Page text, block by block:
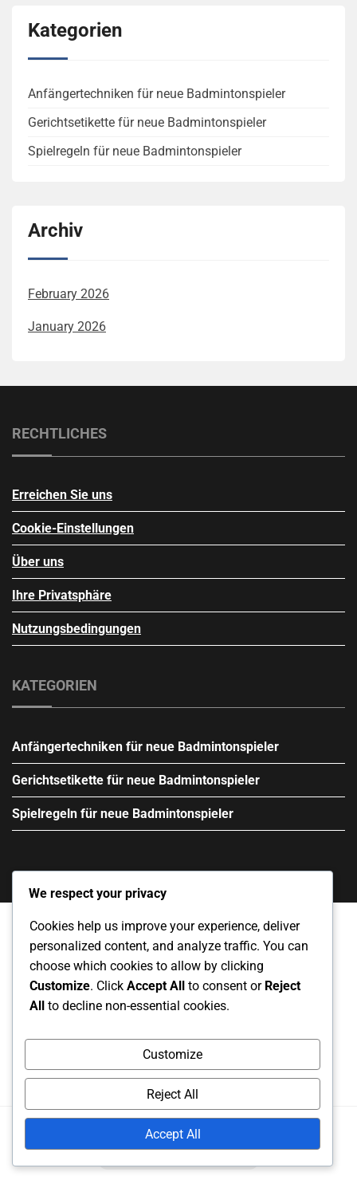
Kategorien
Anfängertechniken für neue Badmintonspieler
Gerichtsetikette für neue Badmintonspieler
Spielregeln für neue Badmintonspieler
Archiv
February 2026
January 2026
RECHTLICHES
Erreichen Sie uns
Cookie-Einstellungen
Über uns
Ihre Privatsphäre
Nutzungsbedingungen
KATEGORIEN
Anfängertechniken für neue Badmintonspieler
Gerichtsetikette für neue Badmintonspieler
Spielregeln für neue Badmintonspieler
Erreichen Sie uns Cookie-Einstellungen
2025. All rights reserved.
We respect your privacy
Cookies help us improve your experience, deliver
personalized content, and analyze traffic. You can
choose which cookies to allow by clicking
Customize. Click Accept All to consent or Reject
All to decline non-essential cookies.
Customize
Reject All
Accept All